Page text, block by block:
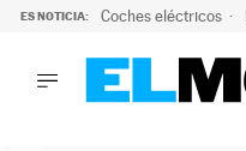
ES NOTICIA: Coches eléctricos